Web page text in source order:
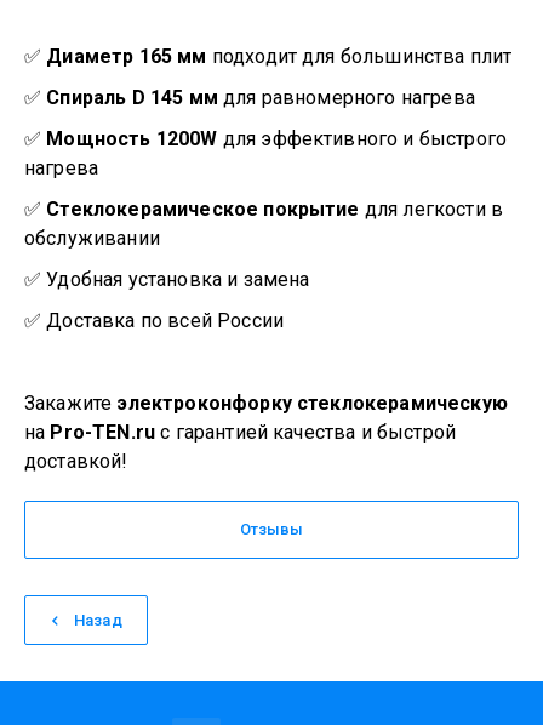
✅ Диаметр 165 мм подходит для большинства плит
✅ Спираль D 145 мм для равномерного нагрева
✅ Мощность 1200W для эффективного и быстрого
нагрева
✅ Стеклокерамическое покрытие для легкости в
обслуживании
✅ Удобная установка и замена
✅ Доставка по всей России
Закажите электроконфорку стеклокерамическую
на Pro-TEN.ru с гарантией качества и быстрой
доставкой!
Отзывы
Назад